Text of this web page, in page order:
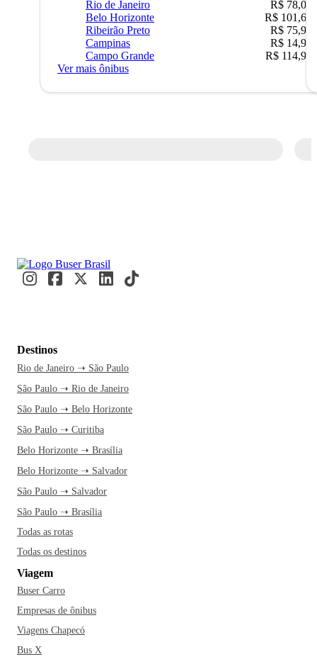
Rio de Janeiro
R$ 78,02
Belo Horizonte
R$ 101,67
Ribeirão Preto
R$ 75,90
Campinas
R$ 14,90
Campo Grande
R$ 114,90
Ver mais ônibus
Destinos
Rio de Janeiro ➝ São Paulo
São Paulo ➝ Rio de Janeiro
São Paulo ➝ Belo Horizonte
São Paulo ➝ Curitiba
Belo Horizonte ➝ Brasília
Belo Horizonte ➝ Salvador
São Paulo ➝ Salvador
São Paulo ➝ Brasília
Todas as rotas
Todas os destinos
Viagem
Buser Carro
Empresas de ônibus
Viagens Chapecó
Bus X